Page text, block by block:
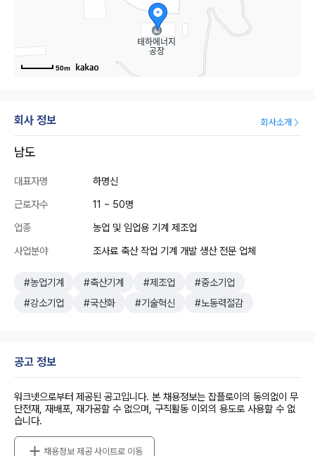
50m
회사 정보 회사소개
남도
대표자명
하명신
근로자수
11 ~ 50명
업종
농업 및 임업용 기계 제조업
사업분야
조사료 축산 작업 기계 개발 생산 전문 업체
#농업기계 #축산기계 #제조업
#중소기업
#강소기업
#국산화 #기술혁신 #노동력절감
공고 정보
워크넷으로부터 제공된 공고입니다. 본 채용정보는 잡플로이의 동의없이 무
단전재, 재배포, 재가공할 수 없으며, 구직활동 이외의 용도로 사용할 수 없
습니다.
채용정보 제공 사이트로 이동